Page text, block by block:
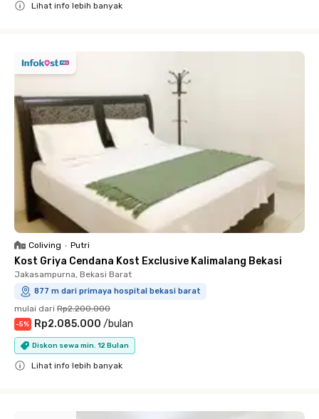
Lihat info lebih banyak
Coliving • Putri
Kost Griya Cendana Kost Exclusive Kalimalang Bekasi
Jakasampurna, Bekasi Barat
877 m dari primaya hospital bekasi barat
mulai dari Rp2.200.000
-5% Rp2.085.000 /bulan
Diskon sewa min. 12 Bulan
Lihat info lebih banyak